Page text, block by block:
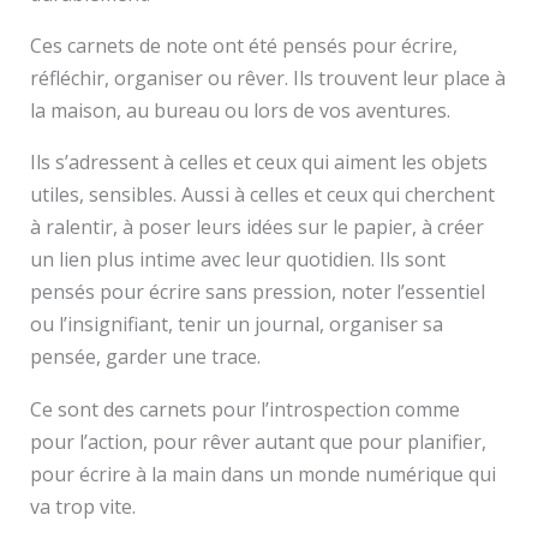
Ces carnets de note ont été pensés pour écrire,
réfléchir, organiser ou rêver. Ils trouvent leur place à
la maison, au bureau ou lors de vos aventures.
Ils s’adressent à celles et ceux qui aiment les objets
utiles, sensibles. Aussi à celles et ceux qui cherchent
à ralentir, à poser leurs idées sur le papier, à créer
un lien plus intime avec leur quotidien. Ils sont
pensés pour écrire sans pression, noter l’essentiel
ou l’insignifiant, tenir un journal, organiser sa
pensée, garder une trace.
Ce sont des carnets pour l’introspection comme
pour l’action, pour rêver autant que pour planifier,
pour écrire à la main dans un monde numérique qui
va trop vite.